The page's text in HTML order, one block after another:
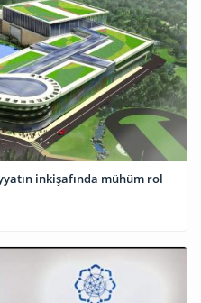
inkişafında mühüm rol